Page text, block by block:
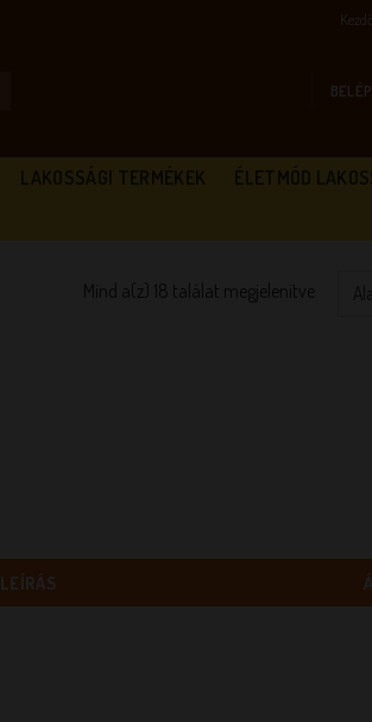
LAKOSSÁGI TERMÉKEK
ÉLETMÓD
Mind a(z) 18 találat megjelenítve
LEÍRÁS